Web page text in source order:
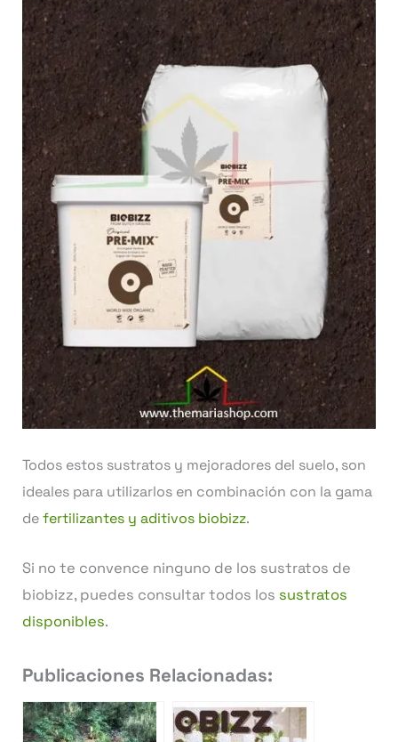
Todos estos sustratos y mejoradores del suelo, son
ideales para utilizarlos en combinación con la gama
defertilizantes y aditivos biobizz.
Si no te convence ninguno de los sustratos de
biobizz, puedes consultar todos los sustratos
disponibles.
Publicaciones Relacionadas: